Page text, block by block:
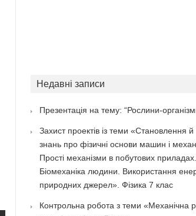
Недавні записи
Презентація на тему: “Рослини-
Захист проектів із теми «Становлення й
знань про фізичні основи машин і
Прості механізми в побутових приладах.
Біомеханіка людини. Використання
природних джерел». Фізика 7 клас
Контрольна робота з теми «Механічна